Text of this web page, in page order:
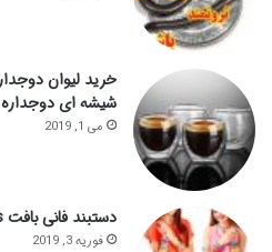
شیشه ای دوجداره
می 1, 2019
دستبند فانی بافت Loom Bands
فوریه 3, 2019